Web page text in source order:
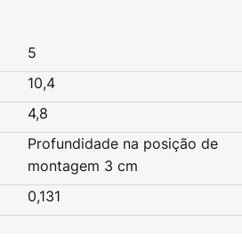
5
10,4
4,8
Profundidade na posição de
montagem 3 cm
0,131